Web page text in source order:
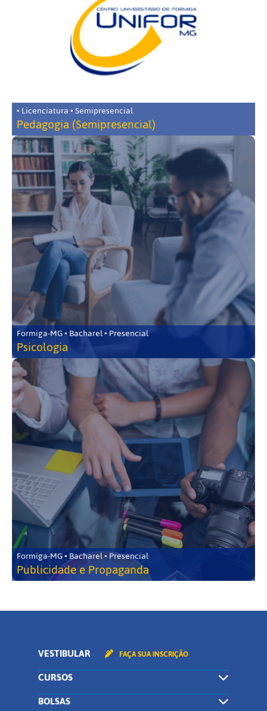
• Licenciatura • Semipresencial
Pedagogia (Semipresencial)
Formiga-MG • Bacharel • Presencial
Psicologia
Formiga-MG • Bacharel • Presencial
Publicidade e Propaganda
VESTIBULAR FAÇA SUA INSCRIÇÃO
CURSOS
BOLSAS